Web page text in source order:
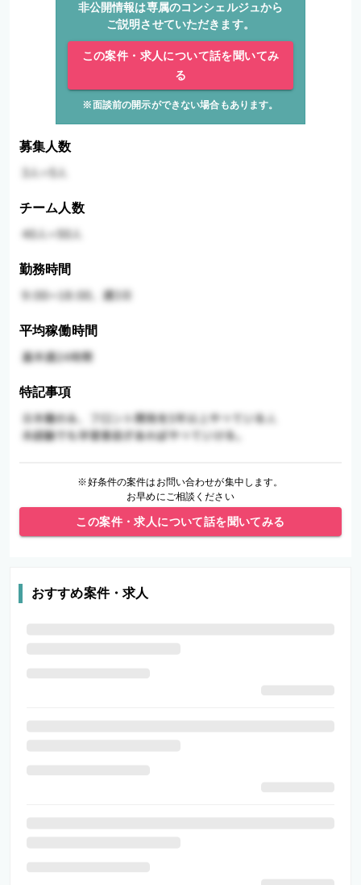
非公開情報は専属のコンシェルジュから
ご説明させていただきます。
この案件・求人について話を聞いてみ
る
※面談前の開示ができない場合もあります。
募集人数
チーム人数
勤務時間
平均稼働時間
特記事項
※好条件の案件はお問い合わせが集中します。
お早めにご相談ください
この案件・求人について話を聞いてみる
おすすめ案件・求人